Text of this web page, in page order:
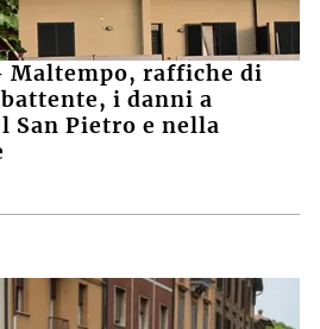
Maltempo, raffiche di
i danni a
San Pietro e nella